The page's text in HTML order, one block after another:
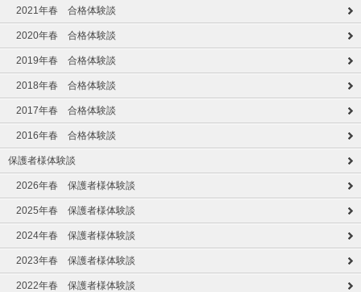
2021年春 合格体験談
2020年春 合格体験談
2019年春 合格体験談
2018年春 合格体験談
2017年春 合格体験談
2016年春 合格体験談
保護者様体験談
2026年春 保護者様体験談
2025年春 保護者様体験談
2024年春 保護者様体験談
2023年春 保護者様体験談
2022年春 保護者様体験談